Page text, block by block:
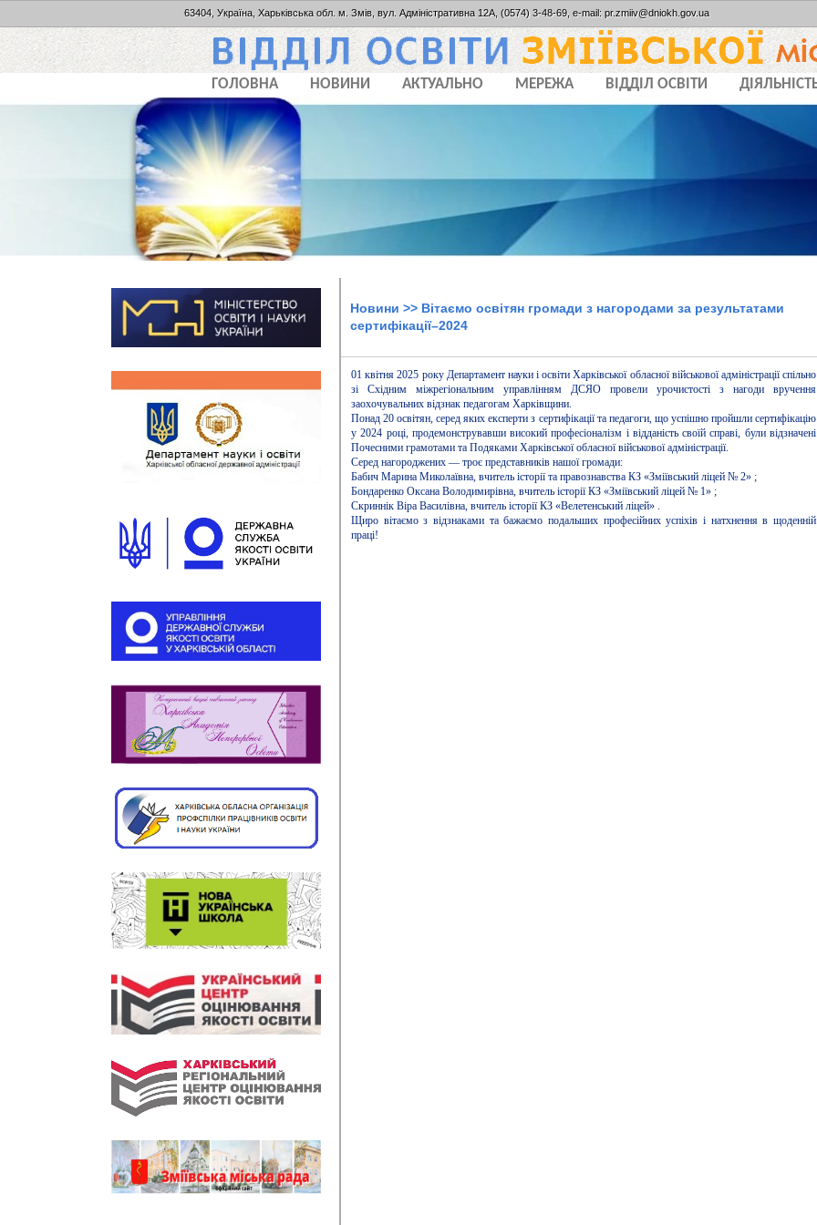
63404, Україна, Харьківська обл. м. Змів, вул. Адміністративна 12А, (0574) 3-48-69, e-mail: pr.zmiiv@dniokh.gov.ua
ГОЛОВНА НОВИНИ АКТУАЛЬНО МЕРЕЖА ВІДДІЛ ОСВІТИ
Новини >> Вітаємо освітян громади з нагородами за результатами
сертифікації–2024
01 квітня 2025 року Департамент науки і освіти Харківської обласної військової адміністрації спільно
зі Східним міжрегіональним управлінням ДСЯО провели урочистості з нагоди вручення
заохочувальних відзнак педагогам Харківщини.
Понад 20 освітян, серед яких експерти з сертифікації та педагоги, що успішно пройшли сертифікацію
у 2024 році, продемонструвавши високий професіоналізм і відданість своїй справі, були відзначені
Почесними грамотами та Подяками Харківської обласної військової адміністрації.
Серед нагороджених — троє представників нашої громади:
Бабич Марина Миколаївна, вчитель історії та правознавства КЗ «Зміївський ліцей № 2» ;
Бондаренко Оксана Володимирівна, вчитель історії КЗ «Зміївський ліцей № 1» ;
Скриннік Віра Василівна, вчитель історії КЗ «Велетенський ліцей» .
Щиро вітаємо з відзнаками та бажаємо подальших професійних успіхів і натхнення в щоденній
праці!